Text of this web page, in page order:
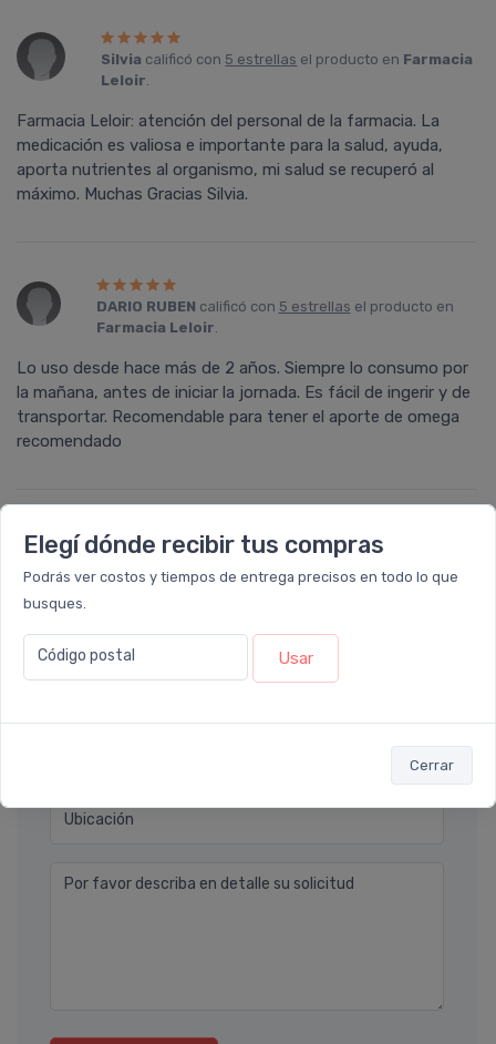
Elegí dónde recibir tus compras
Podrás ver costos y tiempos de entrega precisos en todo lo que
busques.
Código postal Usar
Cerrar
Silvia calificó con 5 estrellas el producto en Farmacia
Leloir.
Farmacia Leloir: atención del personal de la farmacia. La
medicación es valiosa e importante para la salud, ayuda,
aporta nutrientes al organismo, mi salud se recuperó al
máximo. Muchas Gracias Silvia.
DARIO RUBEN calificó con 5 estrellas el producto en
Farmacia Leloir.
Lo uso desde hace más de 2 años. Siempre lo consumo por
la mañana, antes de iniciar la jornada. Es fácil de ingerir y de
transportar. Recomendable para tener el aporte de omega
recomendado
Déjanos tu consulta
Ubicación
Por favor describa en detalle su solicitud